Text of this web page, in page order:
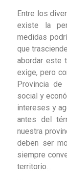
Entre los
existe la
medidas
que
abordar este
exige, pero
Provincia de
social y
intereses y
antes del
nuestra
deben ser
siempre
territorio.